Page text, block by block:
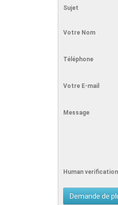
Sujet
Votre Nom
Téléphone
Votre E-mail
Message
Human verification